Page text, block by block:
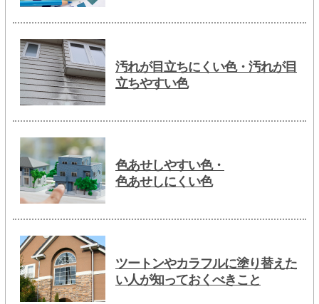
汚れが目立ちにくい色・汚れが目
立ちやすい色
色あせしやすい色・
色あせしにくい色
ツートンやカラフルに塗り替えた
い人が知っておくべきこと